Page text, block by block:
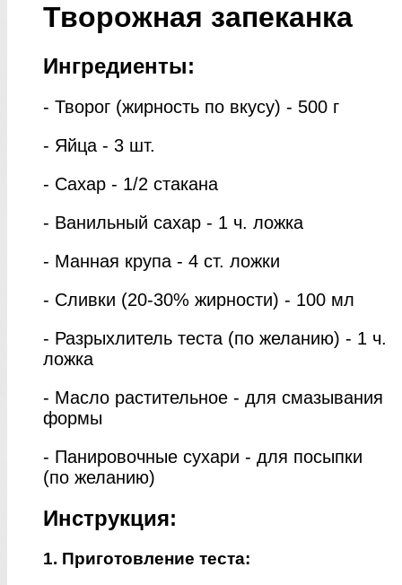
Творожная запеканка
Ингредиенты:
- Творог (жирность по вкусу) - 500 г
- Яйца - 3 шт.
- Сахар - 1/2 стакана
- Ванильный сахар - 1 ч. ложка
- Манная крупа - 4 ст. ложки
- Сливки (20-30% жирности) - 100 мл
- Разрыхлитель теста (по желанию) - 1 ч.
ложка
- Масло растительное - для смазывания
формы
- Панировочные сухари - для посыпки
(по желанию)
Инструкция:
1. Приготовление теста: